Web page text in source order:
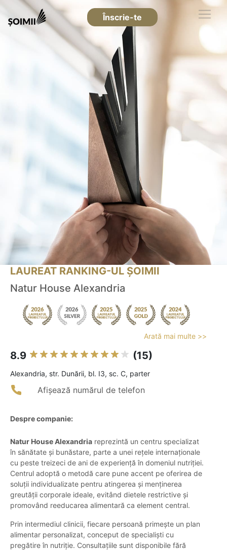
Înscrie-te
LAUREAT RANKING-UL ȘOIMII
Natur House Alexandria
Arată mai multe >>
8.9 (15)
Alexandria, str. Dunării, bl. I3, sc. C, parter
Afișează numărul de telefon
Despre companie:
Natur House Alexandria reprezintă un centru specializat
în sănătate și bunăstare, parte a unei rețele internaționale
cu peste treizeci de ani de experiență în domeniul nutriției.
Centrul adoptă o metodă care pune accent pe oferirea de
soluții individualizate pentru atingerea și menținerea
greutății corporale ideale, evitând dietele restrictive și
promovând reeducarea alimentară ca element central.
Prin intermediul clinicii, fiecare persoană primește un plan
alimentar personalizat, conceput de specialiști cu
pregătire în nutriție. Consultațiile sunt disponibile fără